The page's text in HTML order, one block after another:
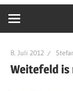
8. Juli 2012
Weitefeld